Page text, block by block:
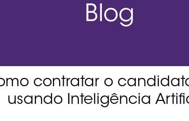
Blog
contratar o
usando Inteligência